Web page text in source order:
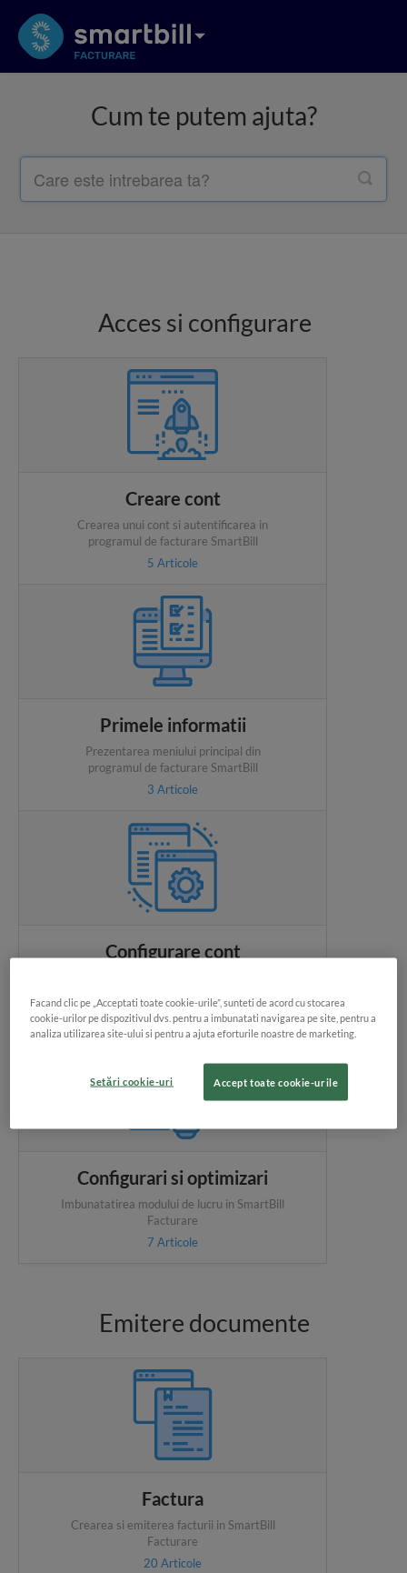
Cum te putem ajuta?
Acces si configurare
Creare cont
Crearea unui cont si autentificarea in
programul de facturare SmartBill
5 Articole
Primele informatii
Prezentarea meniului principal din
programul de facturare SmartBill
3 Articole
Configurare cont
19Articole
Configurari si optimizari
Imbunatatirea modului de lucru in SmartBill
Facturare
7 Articole
Emitere documente
Factura
Crearea si emiterea facturii in SmartBill
Facturare
20 Articole
Facand clic pe „Acceptati toate cookie-urile”, sunteti de acord cu stocarea
cookie-urilor pe dispozitivul dvs. pentru a imbunatati navigarea pe site, pentru a
analiza utilizarea site-ului si pentru a ajuta eforturile noastre de marketing.
Accept toate cookie-urile
Setări cookie-uri